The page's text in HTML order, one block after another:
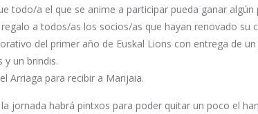
todo/a el que se anime a participar pueda ganar
a todos/as los socios/as que hayan renovado su
del primer año de Euskal Lions con entrega de
un brindis.
Arriaga para recibir a Marijaia.
jornada habrá pintxos para poder quitar un poco el